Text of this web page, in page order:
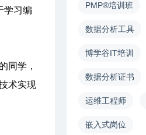
学习编
同学，
术实现
PMP®培训班
数据分析工具
博学谷IT培训
数据分析证书
运维工程师
嵌入式岗位